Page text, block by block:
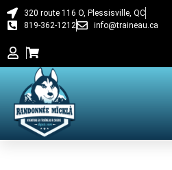
320 route 116 O, Plessisville, QC
819-362-1212
info@traineau.ca